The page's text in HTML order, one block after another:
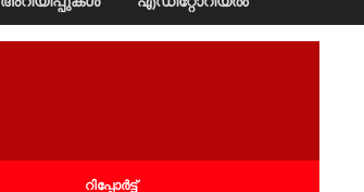
റിപ്പോര്‍ട്ട്